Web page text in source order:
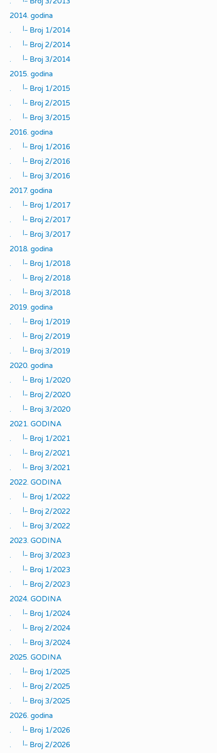
2014. godina
.
|_
Broj 1/2014
.
|_
Broj 2/2014
.
|_
Broj 3/2014
2015. godina
.
|_
Broj 1/2015
.
|_
Broj 2/2015
.
|_
Broj 3/2015
2016. godina
.
|_
Broj 1/2016
.
|_
Broj 2/2016
.
|_
Broj 3/2016
2017. godina
.
|_
Broj 1/2017
.
|_
Broj 2/2017
.
|_
Broj 3/2017
2018. godina
.
|_
Broj 1/2018
.
|_
Broj 2/2018
.
|_
Broj 3/2018
2019. godina
.
|_
Broj 1/2019
.
|_
Broj 2/2019
.
|_
Broj 3/2019
2020. godina
.
|_
Broj 1/2020
.
|_
Broj 2/2020
.
|_
Broj 3/2020
2021. GODINA
.
|_
Broj 1/2021
.
|_
Broj 2/2021
.
|_
Broj 3/2021
2022. GODINA
.
|_
Broj 1/2022
.
|_
Broj 2/2022
.
|_
Broj 3/2022
2023. GODINA
.
|_
Broj 3/2023
.
|_
Broj 1/2023
.
|_
Broj 2/2023
2024. GODINA
.
|_
Broj 1/2024
.
|_
Broj 2/2024
.
|_
Broj 3/2024
2025. GODINA
.
|_
Broj 1/2025
.
|_
Broj 2/2025
.
|_
Broj 3/2025
2026. godina
.
|_
Broj 1/2026
.
|_ Broj 2/2026